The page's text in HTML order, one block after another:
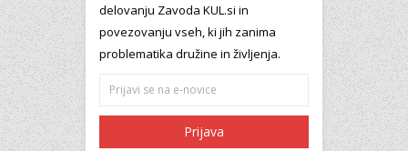
delovanju Zavoda KUL.si in
povezovanju vseh, ki jih zanima
problematika družine in življenja.